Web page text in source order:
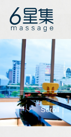
台北マ
身マッサ
シュサー
つ星の究
体験|株
シック
社
台北市
02-
ログイン
Scroll